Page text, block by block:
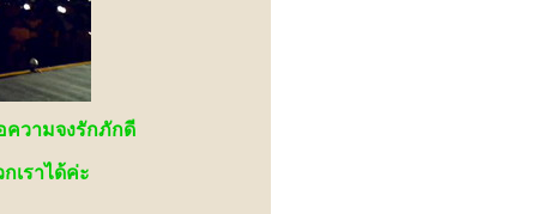
ความจงรักภักดี
เราได้ค่ะ